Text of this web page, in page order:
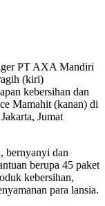
PT AXA Mandiri
(kiri)
kebersihan dan
Mamahit (kanan) di
Jumat
bernyanyi dan
berupa 45 paket
kebersihan,
para lansia.